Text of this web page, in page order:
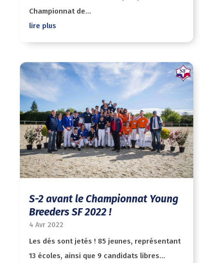
Championnat de...
lire plus
S-2 avant le Championnat Young
Breeders SF 2022 !
4 Avr 2022
Les dés sont jetés ! 85 jeunes, représentant
13 écoles, ainsi que 9 candidats libres...